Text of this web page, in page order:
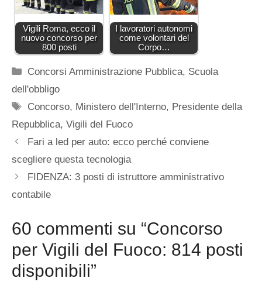
Vigili Roma, ecco il
nuovo concorso per
800 posti
I lavoratori autonomi
come volontari del
Corpo…
Categorie
Concorsi Amministrazione Pubblica, Scuola
dell'obbligo
Tag
Concorso, Ministero dell'Interno, Presidente della
Repubblica, Vigili del Fuoco
Fari a led per auto: ecco perché conviene
scegliere questa tecnologia
FIDENZA: 3 posti di istruttore amministrativo
contabile
60 commenti su “Concorso
per Vigili del Fuoco: 814 posti
disponibili”